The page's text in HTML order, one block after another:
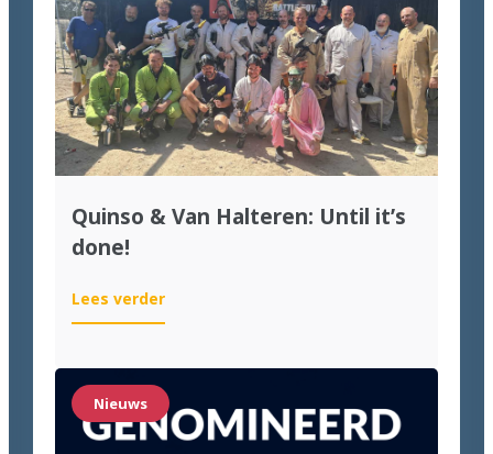
moderniseren
Quinso & Van Halteren: Until it’s
done!
Lees verder:
Quinso
Van
Halteren:
Until
it’s
Nieuws